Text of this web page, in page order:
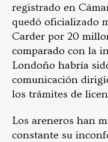
registrado en
quedó oficializado
Carder por 20
comparado con la
Londoño habría
comunicación
los trámites de
Los areneros han
constante su